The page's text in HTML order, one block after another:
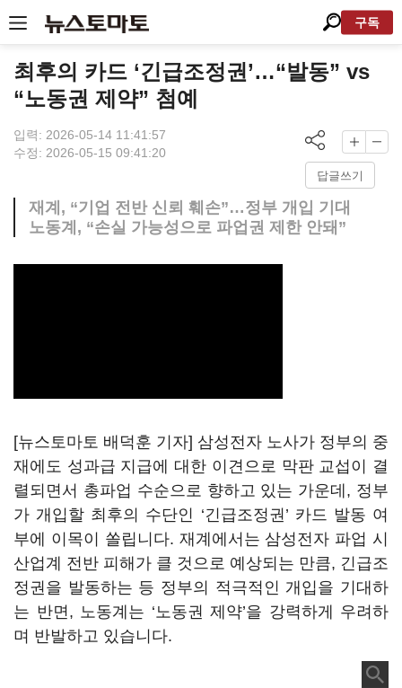
구독
최후의 카드 ‘긴급조정권’…“발동” vs
“노동권 제약” 첨예
입력: 2026-05-14 11:41:57
수정: 2026-05-15 09:41:20
답글쓰기
재계, “기업 전반 신뢰 훼손”…정부 개입 기대
노동계, “손실 가능성으로 파업권 제한 안돼”
[뉴스토마토 배덕훈 기자] 삼성전자 노사가 정부의 중
재에도 성과급 지급에 대한 이견으로 막판 교섭이 결
렬되면서 총파업 수순으로 향하고 있는 가운데 , 정부
가 개입할 최후의 수단인 ‘긴급조정권 ’ 카드 발동 여
부에 이목이 쏠립니다. 재계에서는 삼성전자 파업 시
산업계 전반 피해가 클 것으로 예상되는 만큼, 긴급조
정권을 발동하는 등 정부의 적극적인 개입을 기대하
는 반면, 노동계는 ‘노동권 제약’을 강력하게 우려하
며 반발하고 있습니다.